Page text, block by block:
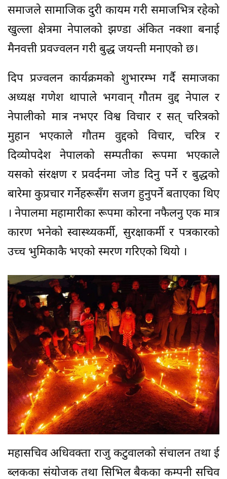
समाजले सामाजिक दुरी कायम गरी समाजभित्र रहेको
खुल्ला क्षेत्रमा नेपालको झण्डा अंकित नक्शा बनाई
मैनवत्ती प्रवज्वलन गरी बुद्ध जयन्ती मनाएको छ।
दिप प्रज्वलन कार्यक्रमको शुभारम्भ गर्दै समाजका
अध्यक्ष गणेश थापाले भगवान् गौतम वुद्द नेपाल र
नेपालीको मात्र नभएर विश्व विचार र सत् चरित्रको
मुहान भएकाले गौतम वुद्दको विचार, चरित्र र
दिव्योपदेश नेपालको सम्पतीका रूपमा भएकाले
यसको संरक्षण र प्रवर्दनमा जोड दिनु पर्ने र बुद्धको
बारेमा कुप्रचार गर्नेहरूसँग सजग हुनुपर्ने बताएका थिए
। नेपालमा महामारीका रूपमा कोरना नफैलनु एक मात्र
कारण भनेको स्वास्थ्यकर्मी, सुरक्षाकर्मी र पत्रकारको
उच्च भुमिकाकै भएको स्मरण गरिएको थियो ।
महासचिव अधिवक्ता राजु कटुवालको संचालन तथा ई
ब्लकका संयोजक तथा सिभिल बैकका कम्पनी सचिव